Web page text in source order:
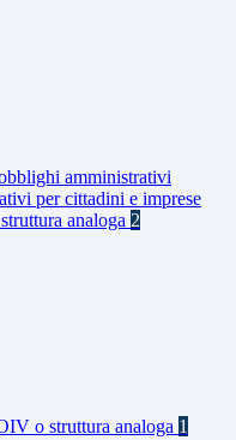
amministrativi
per cittadini e imprese
analoga 2
o struttura analoga 1